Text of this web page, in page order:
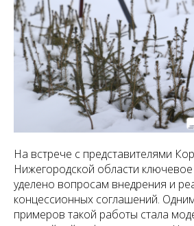
На встрече с представителями
Нижегородской области
уделено вопросам внедрения и
концессионных соглашений.
примеров такой работы стала